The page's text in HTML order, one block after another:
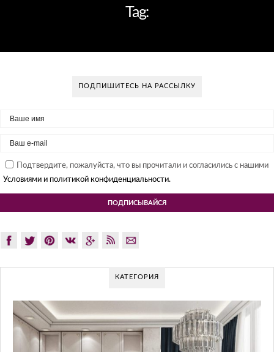
Tag:
ПОДПИШИТЕСЬ НА РАССЫЛКУ
Подтвердите, пожалуйста, что вы прочитали и согласились с нашими
Условиями и политикой конфиденциальности.
КАТЕГОРИЯ